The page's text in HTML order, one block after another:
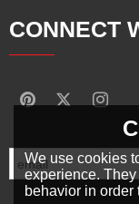
CONNECT
We use cookies
experience.
behavior in order